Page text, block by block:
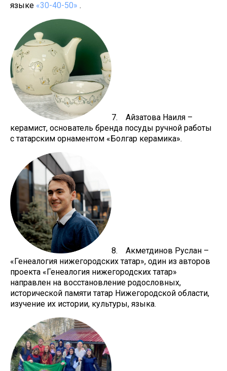
языке «30-40-50» .
7. Айзатова Наиля –
керамист, основатель бренда посуды ручной работы
с татарским орнаментом «Болгар керамика».
8. Акметдинов Руслан –
«Генеалогия нижегородских татар», один из авторов
проекта «Генеалогия нижегородских татар»
направлен на восстановление родословных,
исторической памяти татар Нижегородской области,
изучение их истории, культуры, языка.